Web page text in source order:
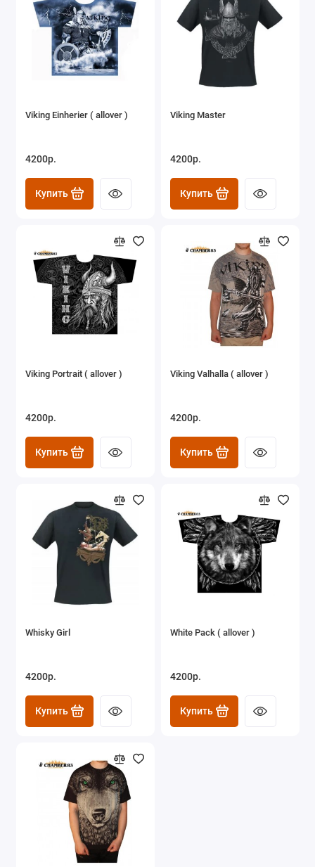
Viking Einherier ( allover )
4200р.
Купить
Viking Master
4200р.
Купить
Viking Portrait ( allover )
4200р.
Купить
Viking Valhalla ( allover )
4200р.
Купить
Whisky Girl
4200р.
Купить
White Pack ( allover )
4200р.
Купить